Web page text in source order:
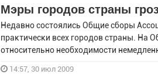
Мэры городов страны
Недавно состоялись Общие сборы
практически всех городов страны. На
относительно необходимости
14:57, 30 июл 2009